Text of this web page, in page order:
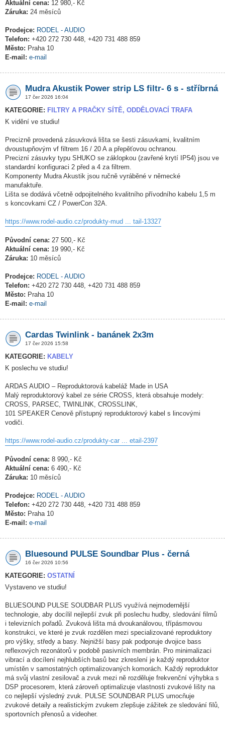
Aktuální cena: 12 980,- Kč
Záruka: 24 měsíců
Prodejce: RODEL - AUDIO
Telefon: +420 272 730 448, +420 731 488 859
Město: Praha 10
E-mail: e-mail
Mudra Akustik Power strip LS filtr- 6 s - stříbrná
17 čer 2026 16:04
KATEGORIE: FILTRY A PRAČKY SÍTĚ, ODDĚLOVACÍ TRAFA
K vidění ve studiu!
Precizně provedená zásuvková lišta se šesti zásuvkami, kvalitním
dvoustupňovým vf filtrem 16 / 20 A a přepěťovou ochranou.
Precizní zásuvky typu SHUKO se záklopkou (zavřené krytí IP54) jsou ve
standardní konfiguraci 2 před a 4 za filtrem.
Komponenty Mudra Akustik jsou ručně vyráběné v německé
manufaktuře.
Lišta se dodává včetně odpojitelného kvalitního přívodního kabelu 1,5 m
s koncovkami CZ / PowerCon 32A.
https://www.rodel-audio.cz/produkty-mud ... tail-13327
Původní cena: 27 500,- Kč
Aktuální cena: 19 990,- Kč
Záruka: 10 měsíců
Prodejce: RODEL - AUDIO
Telefon: +420 272 730 448, +420 731 488 859
Město: Praha 10
E-mail: e-mail
Cardas Twinlink - banánek 2x3m
17 čer 2026 15:58
KATEGORIE: KABELY
K poslechu ve studiu!
ARDAS AUDIO – Reproduktorová kabeláž Made in USA
Malý reproduktorový kabel ze série CROSS, která obsahuje modely:
CROSS, PARSEC, TWINLINK, CROSSLINK,
101 SPEAKER Cenově přístupný reproduktorový kabel s lincovými
vodiči.
https://www.rodel-audio.cz/produkty-car ... etail-2397
Původní cena: 8 990,- Kč
Aktuální cena: 6 490,- Kč
Záruka: 10 měsíců
Prodejce: RODEL - AUDIO
Telefon: +420 272 730 448, +420 731 488 859
Město: Praha 10
E-mail: e-mail
Bluesound PULSE Soundbar Plus - černá
16 čer 2026 10:56
KATEGORIE: OSTATNÍ
Vystaveno ve studiu!
BLUESOUND PULSE SOUDBAR PLUS využívá nejmodernější
technologie, aby docílil nejlepší zvuk při poslechu hudby, sledování filmů
i televizních pořadů. Zvuková lišta má dvoukanálovou, třípásmovou
konstrukci, ve které je zvuk rozdělen mezi specializované reproduktory
pro výšky, středy a basy. Nejnižší basy pak podporuje dvojice bass
reflexových rezonátorů v podobě pasivních membrán. Pro minimalizaci
vibrací a docílení nejhlubších basů bez zkreslení je každý reproduktor
umístěn v samostatných optimalizovaných komorách. Každý reproduktor
má svůj vlastní zesilovač a zvuk mezi ně rozděluje frekvenční výhybka s
DSP procesorem, která zároveň optimalizuje vlastnosti zvukové lišty na
co nejlepší výsledný zvuk. PULSE SOUNDBAR PLUS umocňuje
zvukové detaily a realistickým zvukem zlepšuje zážitek ze sledování filů,
sportovních přenosů a videoher.